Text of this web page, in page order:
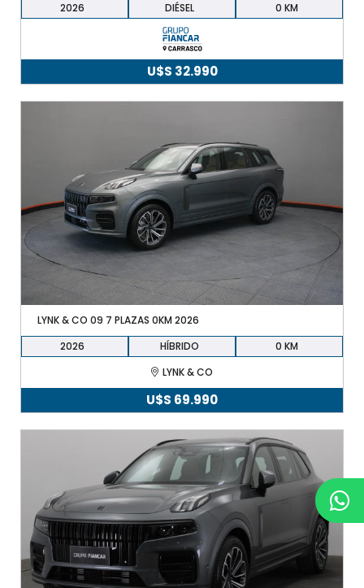
2026
DIÉSEL 0
U$S 32.990
LYNK & CO 09 7 PLAZAS 0KM 2026
2026
HÍBRIDO
0
LYNK & CO
U$S 69.990